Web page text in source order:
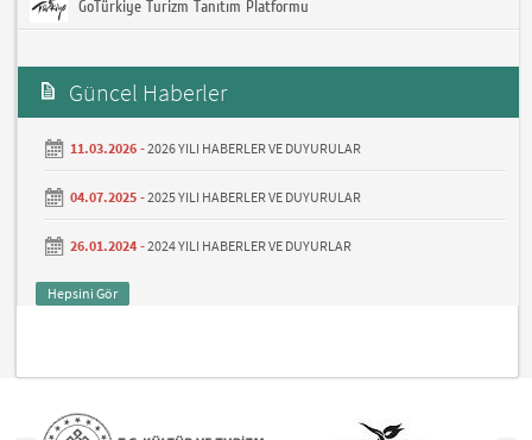
GoTürkiye Turizm Tanıtım Platformu
Güncel Haberler
11.03.2026 -2026 YILI HABERLER VE DUYURULAR
04.07.2025 -2025 YILI HABERLER VE DUYURULAR
26.01.2024 -2024 YILI HABERLER VE DUYURLAR
Hepsini Gör